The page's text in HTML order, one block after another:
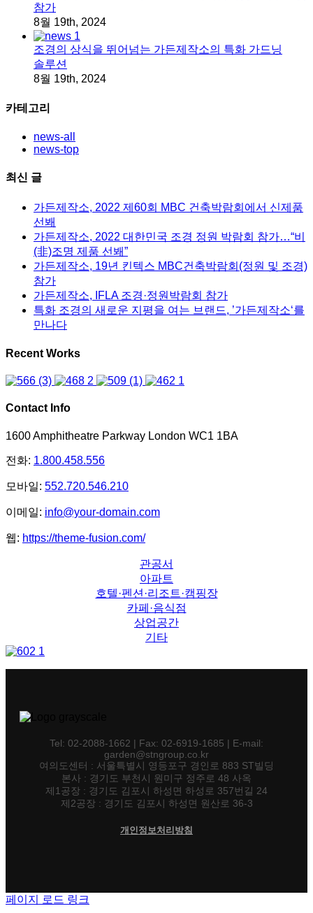
참가
8월 19th, 2024
조경의 상식을 뛰어넘는 가든제작소의 특화 가드닝
솔루션
8월 19th, 2024
카테고리
news-all
news-top
최신 글
가든제작소, 2022 제60회 MBC 건축박람회에서 신제품
선봬
가든제작소, 2022 대한민국 조경 정원 박람회 참가…“비
(非)조명 제품 선봬”
가든제작소, 19년 킨텍스 MBC건축박람회(정원 및 조경)
참가
가든제작소, IFLA 조경·정원박람회 참가
특화 조경의 새로운 지평을 여는 브랜드, ’가든제작소‘를
만나다
Recent Works
Contact Info
1600 Amphitheatre Parkway London WC1 1BA
전화: 1.800.458.556
모바일: 552.720.546.210
이메일: info@your-domain.com
웹: https://theme-fusion.com/
관공서
아파트
호텔·펜션·리조트·캠핑장
카페·음식점
상업공간
기타
Tel: 02-2088-1662 | Fax: 02-6919-1685 | E-mail:
garden@stngroup.co.kr
여의도센터 : 서울특별시 영등포구 경인로 883 ST빌딩
본사 : 경기도 부천시 원미구 정주로 48 사옥
제1공장 : 경기도 김포시 하성면 하성로 357번길 24
제2공장 : 경기도 김포시 하성면 원산로 36-3
개인정보처리방침
페이지 로드 링크